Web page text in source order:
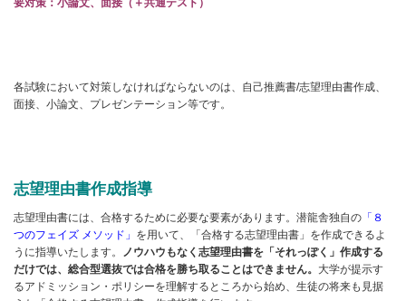
要対策：小論文、面接（＋共通テスト）
各試験において対策しなければならないのは、自己推薦書/志望理由書作成、
面接、小論文、プレゼンテーション等です。
志望理由書作成指導
志望理由書には、合格するために必要な要素があります。潜龍舎独自の 「８
つのフェイズ メソッド」 を用いて、「合格する志望理由書」を作成できるよ
うに指導いたします。 ノウハウもなく志望理由書を「それっぽく」作成する
だけでは、総合型選抜では合格を勝ち取ることはできません。 大学が提示す
るアドミッション・ポリシーを理解するところから始め、生徒の将来も見据